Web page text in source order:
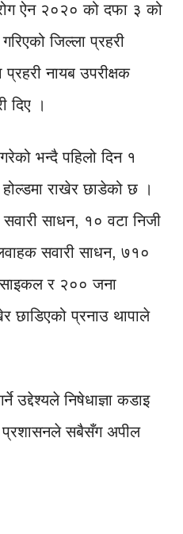
ऐन २०२० को दफा ३ को
जिल्ला प्रहरी
प्रहरी नायब उपरीक्षक
दिए ।
भन्दै पहिलो दिन १
राखेर छाडेको छ ।
साधन, १० वटा निजी
सवारी साधन, ७१०
र २०० जना
छाडिएको प्रनाउ थापाले
उद्देश्यले निषेधाज्ञा कडाइ
प्रशासनले सबैसँग अपील